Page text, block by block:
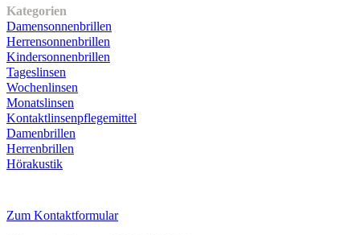
Kategorien
Damensonnenbrillen
Herrensonnenbrillen
Kindersonnenbrillen
Tageslinsen
Wochenlinsen
Monatslinsen
Kontaktlinsenpflegemittel
Damenbrillen
Herrenbrillen
Hörakustik
Zum Kontaktformular